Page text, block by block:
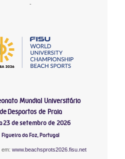
-
Mundial Universitário
de Desportos de Praia
23 de setembro de 2026
Figueira da Foz, Portugal
em:www.beachsprots2026.fisu.net